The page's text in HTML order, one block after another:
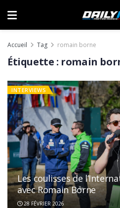
Accueil Tag romain borne
Étiquette : romain
INTERVIEWS
Les coulisses de
avec Romain Borne
28 FÉVRIER 2026